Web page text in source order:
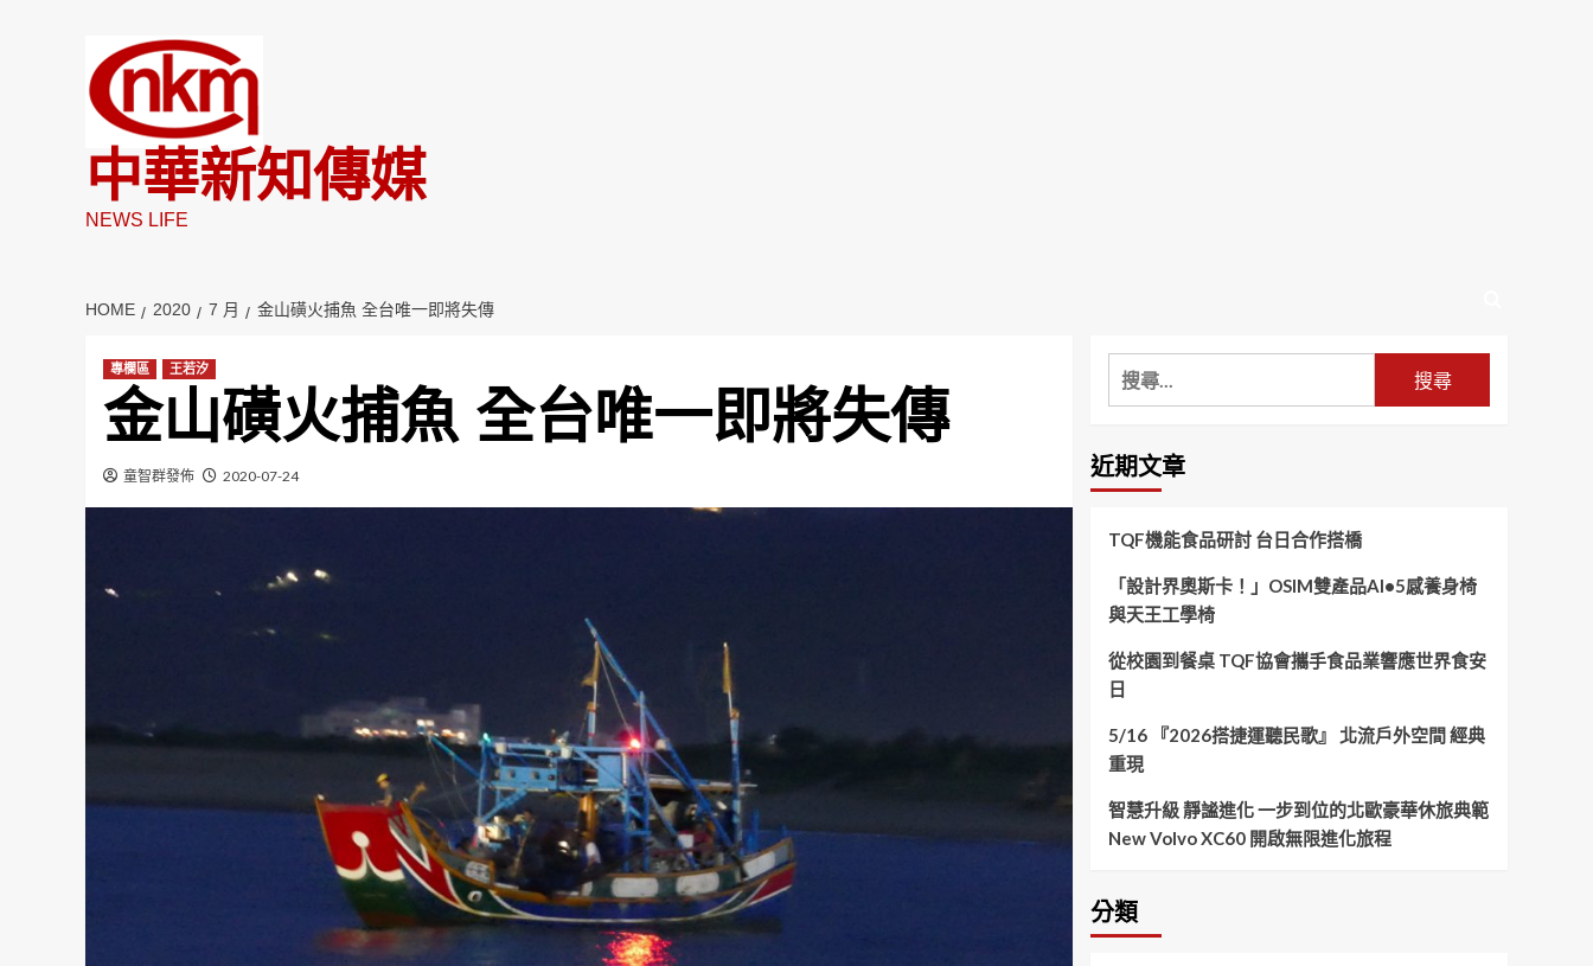
中華新知傳媒
NEWS LIFE
HOME 2020 7 月 金山磺火捕魚 全台唯一即將失傳
專欄區 王若汐
金山磺火捕魚 全台唯一即將失傳
童智群發佈 2020-07-24
搜
尋
鍵
字:
近期文章
TQF機能食品研討 台日合作搭橋
「設計界奧斯卡！」OSIM雙產品AI•5感養身椅
與天王工學椅
從校園到餐桌 TQF協會攜手食品業響應世界食安
日
5/16 『2026搭捷運聽民歌』 北流戶外空間 經典
重現
智慧升級 靜謐進化 一步到位的北歐豪華休旅典範
New Volvo XC60 開啟無限進化旅程
分類